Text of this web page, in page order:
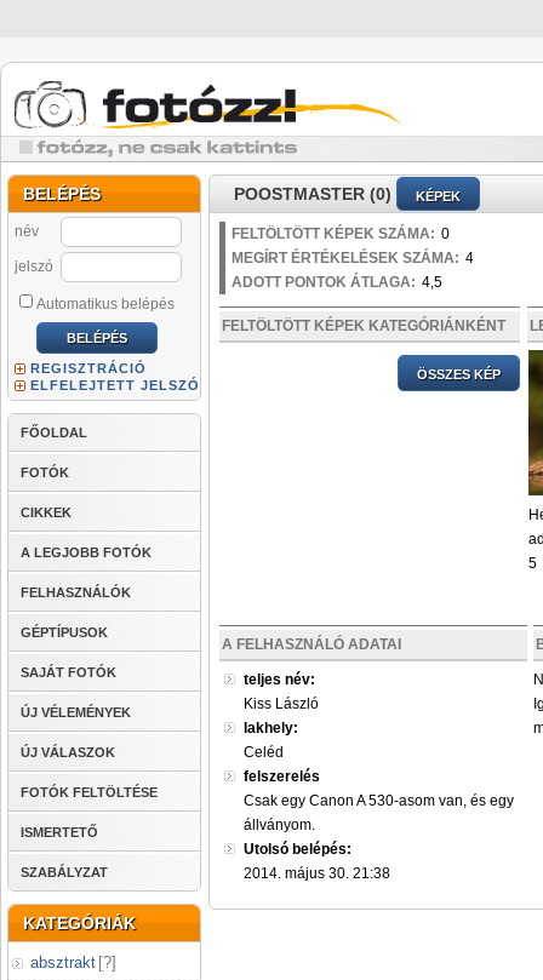
BELÉPÉS
név
jelszó
Automatikus belépés
REGISZTRÁCIÓ
ELFELEJTETT JELSZÓ
FŐOLDAL
FOTÓK
CIKKEK
A LEGJOBB FOTÓK
FELHASZNÁLÓK
GÉPTÍPUSOK
SAJÁT FOTÓK
ÚJ VÉLEMÉNYEK
ÚJ VÁLASZOK
FOTÓK FELTÖLTÉSE
ISMERTETŐ
SZABÁLYZAT
KATEGÓRIÁK
absztrakt [?]
POOSTMASTER (0) KÉPEK
FELTÖLTÖTT KÉPEK SZÁMA: 0
MEGÍRT ÉRTÉKELÉSEK SZÁMA: 4
ADOTT PONTOK ÁTLAGA: 4,5
FELTÖLTÖTT KÉPEK KATEGÓRIÁNKÉNT
ÖSSZES KÉP
5
A FELHASZNÁLÓ ADATAI
teljes név:
Kiss László
lakhely:
Celéd
felszerelés
Csak egy Canon A 530-asom van, és egy
állványom.
Utolsó belépés:
2014. május 30. 21:38